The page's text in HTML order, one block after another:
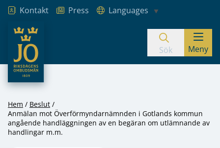
Hoppa till innehåll
Kontakt Press
Languages
JO – Riksdagens Ombudsmän
Sök Meny
Hem
Beslut
Anmälan mot Överförmyndarnämnden i Gotlands kommun
angående handläggningen av en begäran om utlämnande av
handlingar m.m.